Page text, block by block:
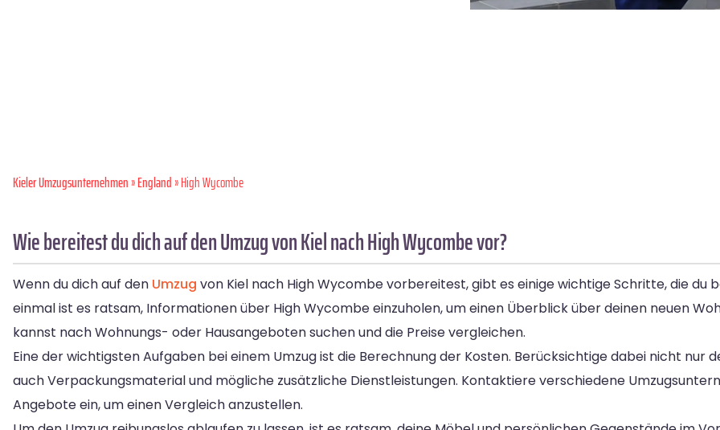
Kieler Umzugsunternehmen»England» High Wycombe
Wie bereitest du dich auf den Umzug von Kiel nach High Wycombe vor?
Wenn du dich auf den Umzug von Kiel nach High Wycombe vorbereitest, gibt es einige wichtige Schritte, die du
einmal ist es ratsam, Informationen über High Wycombe einzuholen, um einen Überblick über deinen neuen
kannst nach Wohnungs- oder Hausangeboten suchen und die Preise vergleichen.
Eine der wichtigsten Aufgaben bei einem Umzug ist die Berechnung der Kosten. Berücksichtige dabei nicht nur
auch Verpackungsmaterial und mögliche zusätzliche Dienstleistungen. Kontaktiere verschiedene
Angebote ein, um einen Vergleich anzustellen.